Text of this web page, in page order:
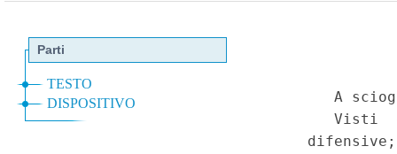
conservazione,
prodotti agricoli, anche se
consorzi - Divieto di
a titolo di I.C.I., per periodi